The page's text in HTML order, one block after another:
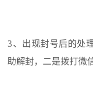
3、 出现封号后的处
助解封，二是拨打微